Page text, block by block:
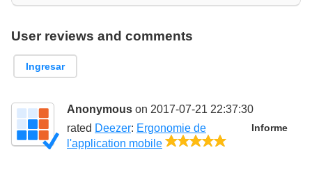
User reviews and comments
Ingresar
Anonymous on 2017-07-21 22:37:30
Informe
rated Deezer: Ergonomie de
l'application mobile